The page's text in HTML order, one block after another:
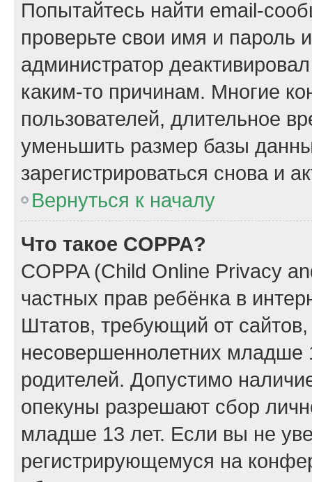
Попытайтесь найти email-
проверьте свои имя и пароль
администратор
каким-то причинам. Многие
пользователей, длительное
уменьшить размер базы
зарегистрироваться снова и
Вернуться к началу
Что такое COPPA?
COPPA (Child Online Privacy
частных прав ребёнка в
Штатов, требующий от
несовершеннолетних младше
родителей. Допустимо
опекуны разрешают сбор
младше 13 лет. Если вы не
регистрирующемуся на